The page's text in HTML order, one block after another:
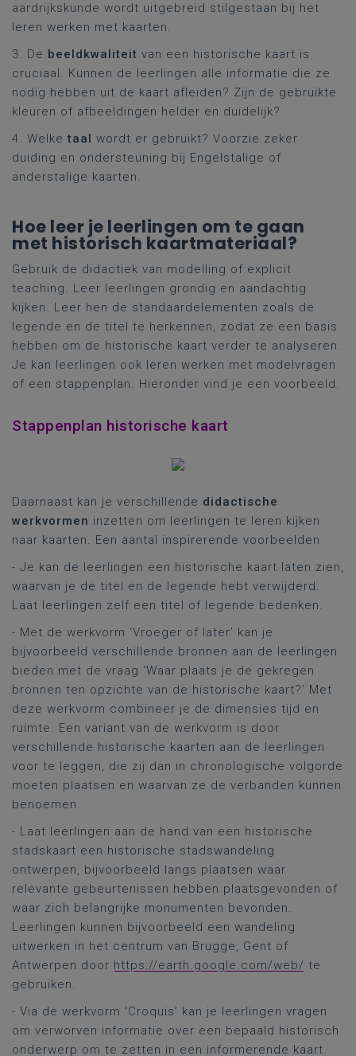
aardrijkskunde wordt uitgebreid stilgestaan bij het
leren werken met kaarten.
3. De beeldkwaliteit van een historische kaart is
cruciaal. Kunnen de leerlingen alle informatie die ze
nodig hebben uit de kaart afleiden? Zijn de gebruikte
kleuren of afbeeldingen helder en duidelijk?
4. Welketaal wordt er gebruikt? Voorzie zeker
duiding en ondersteuning bij Engelstalige of
anderstalige kaarten.
Hoe leer je leerlingen om te gaan
met historisch kaartmateriaal?
Gebruik de didactiek van modelling of explicit
teaching. Leer leerlingen grondig en aandachtig
kijken. Leer hen de standaardelementen zoals de
legende en de titel te herkennen, zodat ze een basis
hebben om de historische kaart verder te analyseren.
Je kan leerlingen ook leren werken met modelvragen
of een stappenplan. Hieronder vind je een voorbeeld.
Stappenplan historische kaart
Daarnaast kan je verschillende didactische
werkvormen inzetten om leerlingen te leren kijken
naar kaarten. Een aantal inspirerende voorbeelden
- Je kan de leerlingen een historische kaart laten zien,
waarvan je de titel en de legende hebt verwijderd.
Laat leerlingen zelf een titel of legende bedenken.
- Met de werkvorm ‘Vroeger of later’ kan je
bijvoorbeeld verschillende bronnen aan de leerlingen
bieden met de vraag ‘Waar plaats je de gekregen
bronnen ten opzichte van de historische kaart?’ Met
deze werkvorm combineer je de dimensies tijd en
ruimte. Een variant van de werkvorm is door
verschillende historische kaarten aan de leerlingen
voor te leggen, die zij dan in chronologische volgorde
moeten plaatsen en waarvan ze de verbanden kunnen
benoemen.
- Laat leerlingen aan de hand van een historische
stadskaart een historische stadswandeling
ontwerpen, bijvoorbeeld langs plaatsen waar
relevante gebeurtenissen hebben plaatsgevonden of
waar zich belangrijke monumenten bevonden.
Leerlingen kunnen bijvoorbeeld een wandeling
uitwerken in het centrum van Brugge, Gent of
Antwerpen door https://earth.google.com/web/ te
gebruiken.
- Via de werkvorm ‘Croquis’ kan je leerlingen vragen
om verworven informatie over een bepaald historisch
onderwerp om te zetten in een informerende kaart.